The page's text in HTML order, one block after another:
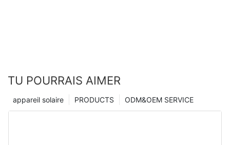
TU POURRAIS AIMER
ODM&OEM SERVICE
PRODUCTS
appareil solaire